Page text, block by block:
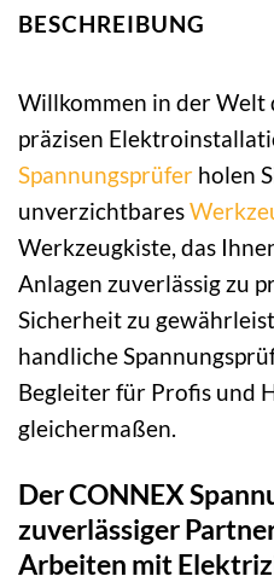
BESCHREIBUNG
Willkommen in der Welt
präzisen
Spannungsprüfer holen
unverzichtbares
Werkzeugkiste, das
Anlagen zuverlässig zu
Sicherheit zu
handliche
Begleiter für Profis und
gleichermaßen.
Der CONNEX
zuverlässiger
Arbeiten mit